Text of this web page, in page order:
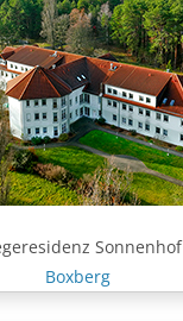
Sonnenhof
Boxberg